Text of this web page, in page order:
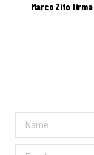
Marco Zito